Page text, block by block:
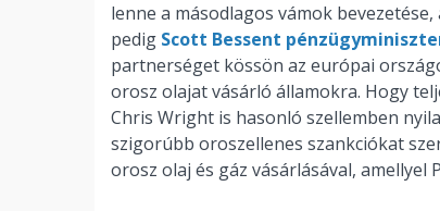
lenne a másodlagos vámok
pedig Scott Bessent
partnerséget kössön az európai
orosz olajat vásárló államokra. Hogy
Chris Wright is hasonló szellemben
szigorúbb oroszellenes szankciókat
orosz olaj és gáz vásárlásával,